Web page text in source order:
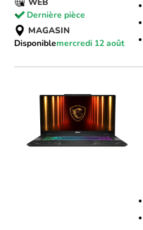
Dernière pièce
MAGASIN
Disponiblemercredi 12 août